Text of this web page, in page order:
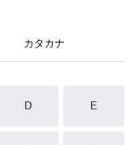
カタカナ
D E